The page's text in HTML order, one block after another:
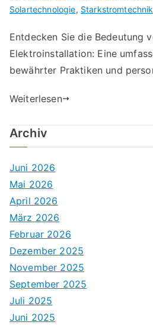
Solartechnologie, Starkstromtechnik
Entdecken Sie die Bedeutung
Elektroinstallation: Eine
bewährter Praktiken und
Weiterlesen
Archiv
Juni 2026
Mai 2026
April 2026
März 2026
Februar 2026
Dezember 2025
November 2025
September 2025
Juli 2025
Juni 2025